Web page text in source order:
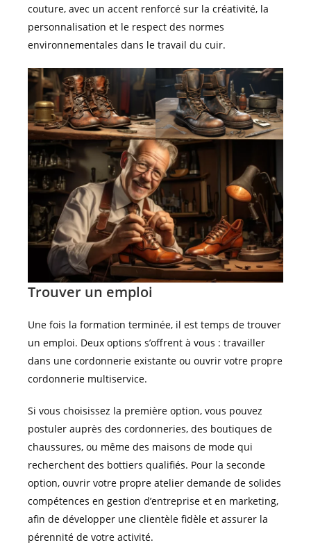
couture, avec un accent renforcé sur la créativité, la
personnalisation et le respect des normes
environnementales dans le travail du cuir.
Trouver un emploi
Une fois la formation terminée, il est temps de trouver
un emploi. Deux options s’offrent à vous : travailler
dans une cordonnerie existante ou ouvrir votre propre
cordonnerie multiservice.
Si vous choisissez la première option, vous pouvez
postuler auprès des cordonneries, des boutiques de
chaussures, ou même des maisons de mode qui
recherchent des bottiers qualifiés. Pour la seconde
option, ouvrir votre propre atelier demande de solides
compétences en gestion d’entreprise et en marketing,
afin de développer une clientèle fidèle et assurer la
pérennité de votre activité.